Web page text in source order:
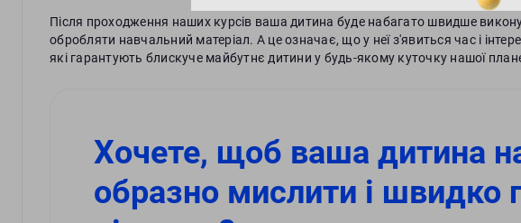
Після проходження наших курсів ваша дитина буде набагато швидше
обробляти навчальний матеріал. А це означає, що у неї з'явиться час і
які гарантують блискуче майбутнє дитини у будь-якому куточку нашої
Хочете, щоб ваша дитина
образно мислити і швидко